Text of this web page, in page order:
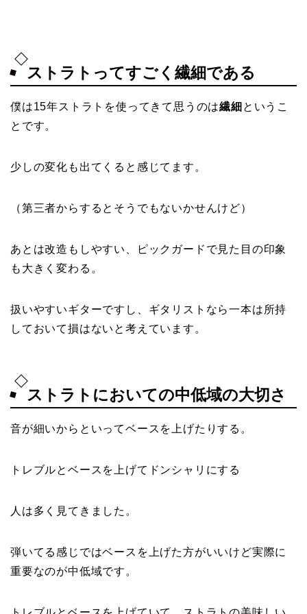
ストラトってすごく繊細である
僕は15年ストラトを使ってきて思うのは繊細 というこ
とです。
少しの変化も出てくると感じてます。
（第三者からするとそうでもないかせんけど）
あとは改造もしやすい、ピックガードで見た目の印象
も大きく変わる。
扱いやすいギターですし、ギタリストなら一本は所持
しておいて損はないと考えています。
ストラトにおいての中低域の大切さ
音が細いからといってベースを上げたりする。
トレブルとベースを上げてドンシャリにする
人は多く見てきました。
弾いてる感じではベースを上げた方がいいけど実際に
重要なのが中低域です。